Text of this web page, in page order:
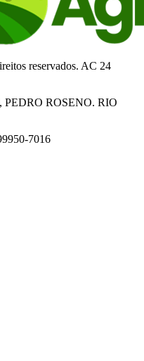
reservados. AC 24
PEDRO ROSENO. RIO
7016